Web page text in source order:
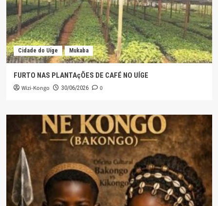
Cidade do Uíge Mukaba
FURTO NAS PLANTAçÕES DE CAFÉ NO UÍGE
Wizi-Kongo 30/06/2026 0